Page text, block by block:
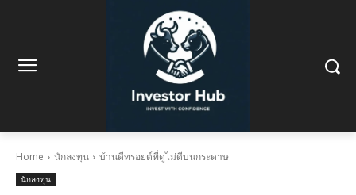
Home นักลงทุน บ้านดีทรอยต์ที่ดูไม่ดีบนกระดาษ
นักลงทุน